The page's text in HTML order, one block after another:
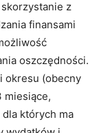
z
finansami
oszczędności.
okresu (obecny
miesiące,
których ma